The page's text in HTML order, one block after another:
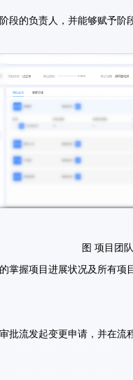
段的负责人，并能够赋予阶
图 项目团
掌握项目进展状况及所有
批流发起变更申请，并在